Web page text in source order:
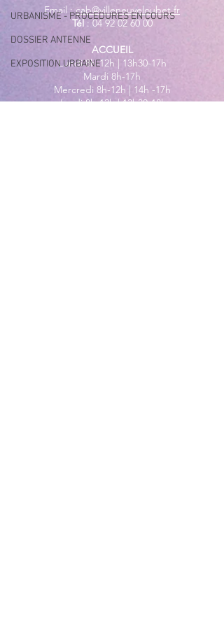
URBANISME - PROCEDURES EN COURS
DOSSIER ANTENNE
EXPOSITION URBAINE
Email :cab@villeneuveloubet.fr
Tél:04 92 02 60 00
ACCUEIL
Lundi 8h-12h | 13h30-17h
Mardi 8h-17h
Mercredi 8h-12h | 14h -17h
Jeudi 8h-12h | 13h30-18h